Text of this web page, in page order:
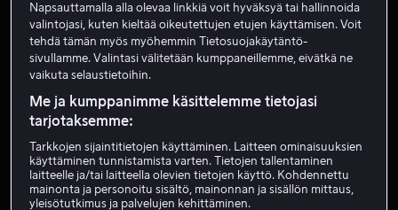
Irina Palm
7.2 Draama 2007
Osta 8,99 €
Napsauttamalla alla olevaa linkkiä voit hyväksyä tai hallinnoida
valintojasi, kuten kieltää oikeutettujen etujen käyttämisen. Voit
tehdä tämän myös myöhemmin Tietosuojakäytäntö-
sivullamme. Valintasi välitetään kumppaneillemme, eivätkä ne
vaikuta selaustietoihin.
Me ja kumppanimme käsittelemme tietojasi
tarjotaksemme:
Tarkkojen sijaintitietojen käyttäminen. Laitteen ominaisuuksien
käyttäminen tunnistamista varten. Tietojen tallentaminen
laitteelle ja/tai laitteella olevien tietojen käyttö. Kohdennettu
mainonta ja personoitu sisältö, mainonnan ja sisällön mittaus,
yleisötutkimus ja palvelujen kehittäminen.